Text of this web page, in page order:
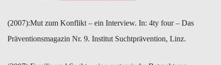
(2007):​Mut zum Konflikt – ein Interview. In: 4ty four – Das
Präventionsmagazin Nr. 9. Institut Suchtprävention, Linz.